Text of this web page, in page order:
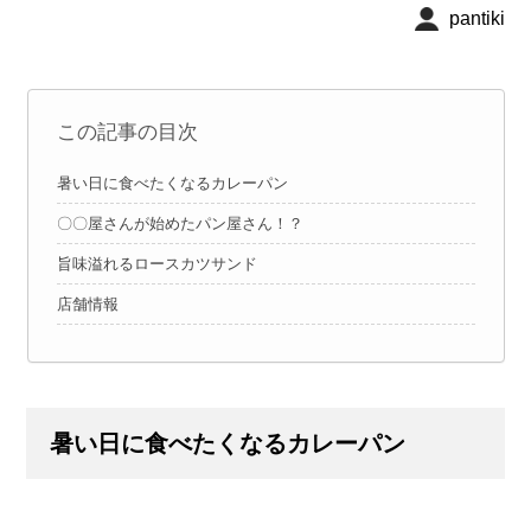
pantiki
この記事の目次
暑い日に食べたくなるカレーパン
〇〇屋さんが始めたパン屋さん！？
旨味溢れるロースカツサンド
店舗情報
暑い日に食べたくなるカレーパン